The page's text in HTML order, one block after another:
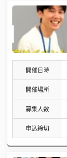
開催日時
開催場所
募集人数
申込締切